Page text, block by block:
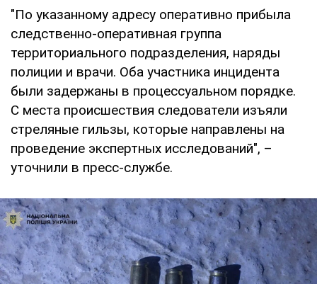
"По указанному адресу оперативно прибыла
следственно-оперативная группа
территориального подразделения, наряды
полиции и врачи. Оба участника инцидента
были задержаны в процессуальном порядке.
С места происшествия следователи изъяли
стреляные гильзы, которые направлены на
проведение экспертных исследований", –
уточнили в пресс-службе.